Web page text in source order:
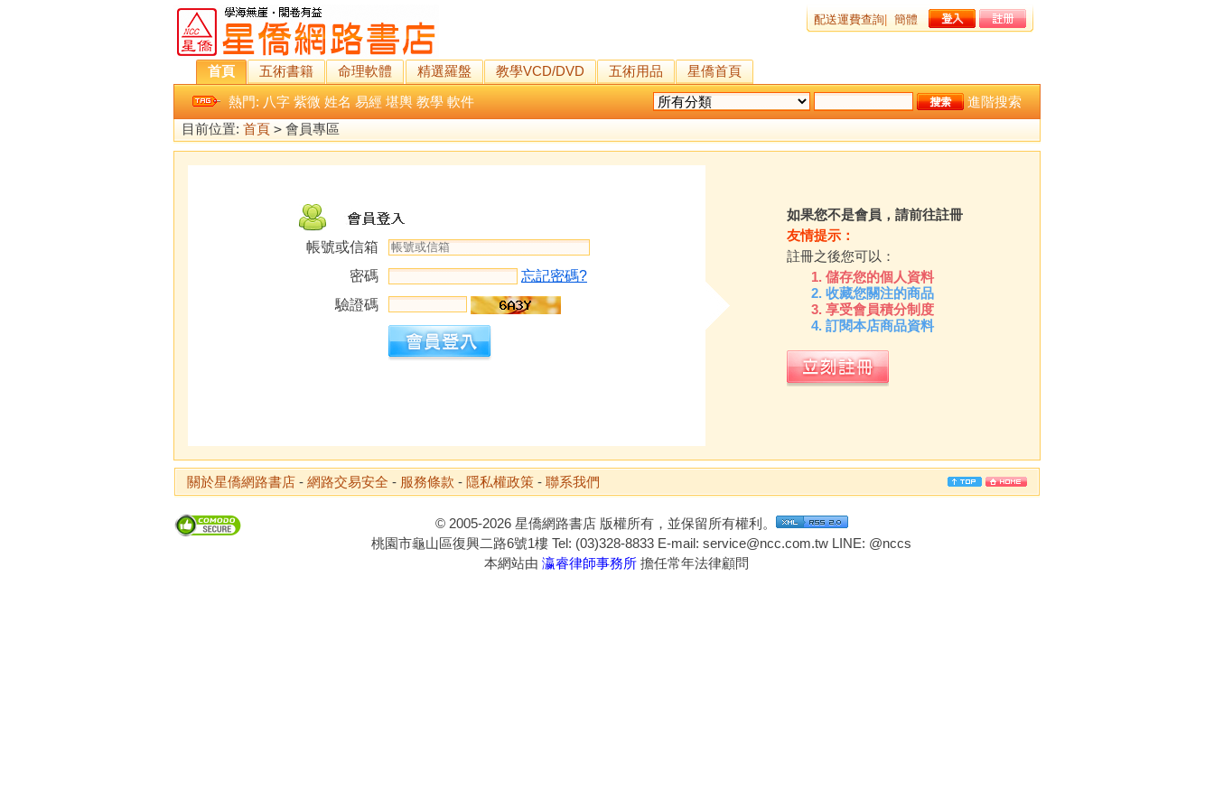
配送運費查詢 簡體
首頁 五術書籍 命理軟體 精選羅盤 教學VCD/DVD 五術用品
星僑首頁
熱門: 八字 紫微 姓名 易經 堪輿 教學 軟件
進階搜索
目前位置: 首頁 > 會員專區
帳號或信箱
密碼
忘記密碼?
驗證碼
如果您不是會員，請前往註冊
友情提示：
註冊之後您可以：
儲存您的個人資料
收藏您關注的商品
享受會員積分制度
訂閱本店商品資料
關於星僑網路書店 - 網路交易安全 - 服務條款 - 隱私權政策 - 聯系我們
© 2005-2026 星僑網路書店 版權所有，並保留所有權利。
桃園市龜山區復興二路6號1樓 Tel: (03)328-8833 E-mail: service@ncc.com.tw LINE: @nccs
本網站由 瀛睿律師事務所擔任常年法律顧問